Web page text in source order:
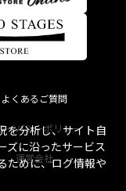
よくあるご質問
イバシーポリシー
運営会社
を分析し、サイト自
ズに沿ったサービス
ために、ログ情報や